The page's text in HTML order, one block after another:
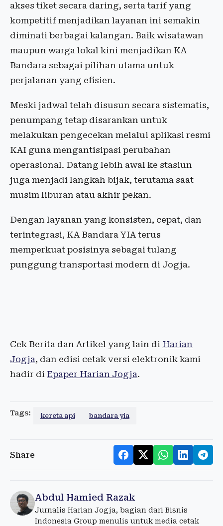
akses tiket secara daring, serta tarif yang
kompetitif menjadikan layanan ini semakin
diminati berbagai kalangan. Baik wisatawan
maupun warga lokal kini menjadikan KA
Bandara sebagai pilihan utama untuk
perjalanan yang efisien.
Meski jadwal telah disusun secara sistematis,
penumpang tetap disarankan untuk
melakukan pengecekan melalui aplikasi resmi
KAI guna mengantisipasi perubahan
operasional. Datang lebih awal ke stasiun
juga menjadi langkah bijak, terutama saat
musim liburan atau akhir pekan.
Dengan layanan yang konsisten, cepat, dan
terintegrasi, KA Bandara YIA terus
memperkuat posisinya sebagai tulang
punggung transportasi modern di Jogja.
Cek Berita dan Artikel yang lain di Harian
Jogja, dan edisi cetak versi elektronik kami
hadir di Epaper Harian Jogja.
Tags: kereta api bandara yia
Share
Abdul Hamied Razak
Jurnalis Harian Jogja, bagian dari Bisnis
Indonesia Group menulis untuk media cetak